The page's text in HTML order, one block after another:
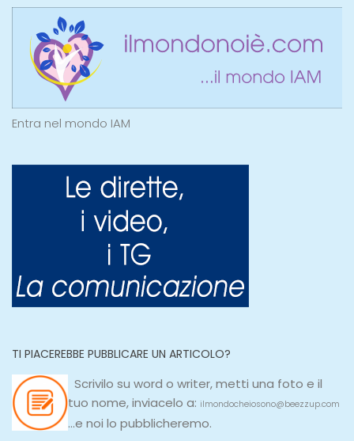
Entra nel mondo IAM
TI PIACEREBBE PUBBLICARE UN ARTICOLO?
Scrivilo su word o writer, metti una foto e il
tuo nome, inviacelo a: ilmondocheiosono@beezzup.com
...e noi lo pubblicheremo.